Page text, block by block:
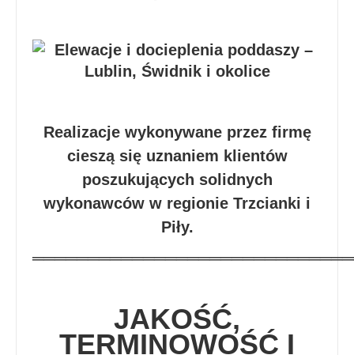
Realizacje wykonywane przez firmę
cieszą się uznaniem klientów
poszukujących solidnych
wykonawców w regionie Trzcianki i
Piły.
JAKOŚĆ,
TERMINOWOŚĆ I